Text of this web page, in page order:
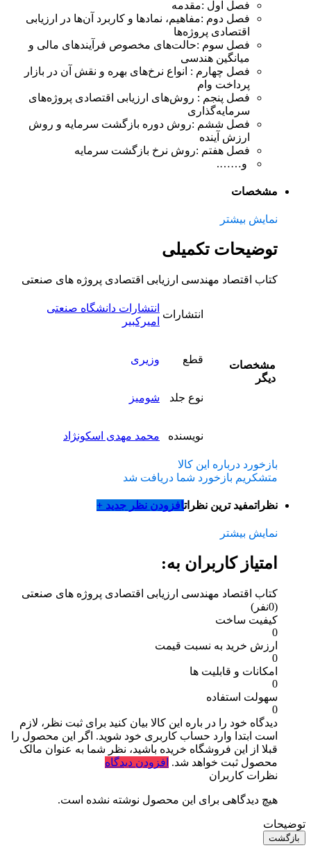
فصل اول :مقدمه
فصل دوم :مفاهیم، نماد‌‌ها و کاربرد آن‌‌ها در ارزیابی
اقتصادی پروژه‌‌ها
فصل سوم :حالت‌‌های مخصوص فرآیند‌‌های مالی و
میانگین هندسی
فصل چهارم : انواع نرخ‌‌های بهره و نقش آن در بازار
پرداخت وام
فصل پنجم : روش‌‌های ارزیابی اقتصادی پروژه‌‌های
سرمایه‌‌گذاری
فصل ششم :روش دوره بازگشت سرمایه و روش
ارزش آینده
فصل هفتم :روش نرخ بازگشت سرمایه
و…….
مشخصات
نمایش بیشتر
توضیحات تکمیلی
کتاب اقتصاد مهندسی ارزیابی اقتصادی پروژه های صنعتی
مشخصات
دیگر
انتشارات
انتشارات دانشگاه صنعتی
امیرکبیر
قطع وزیری
نوع جلد شومیز
نویسنده محمد مهدی اسکونژاد
بازخورد درباره این کالا
متشکریم بازخورد شما دریافت شد
نظراتمفید ترین نظراتافزودن نظر جدید +
نمایش بیشتر
امتیاز کاربران به:
کتاب اقتصاد مهندسی ارزیابی اقتصادی پروژه های صنعتی
(0نفر)
کیفیت ساخت
0
ارزش خرید به نسبت قیمت
0
امکانات و قابلیت ها
0
سهولت استفاده
0
دیدگاه خود را در باره این کالا بیان کنید برای ثبت نظر، لازم
است ابتدا وارد حساب کاربری خود شوید. اگر این محصول را
قبلا از این فروشگاه خریده باشید، نظر شما به عنوان مالک
محصول ثبت خواهد شد. افزودن دیدگاه
نظرات کاربران
هیچ دیدگاهی برای این محصول نوشته نشده است.
توضیحات
بازگشت